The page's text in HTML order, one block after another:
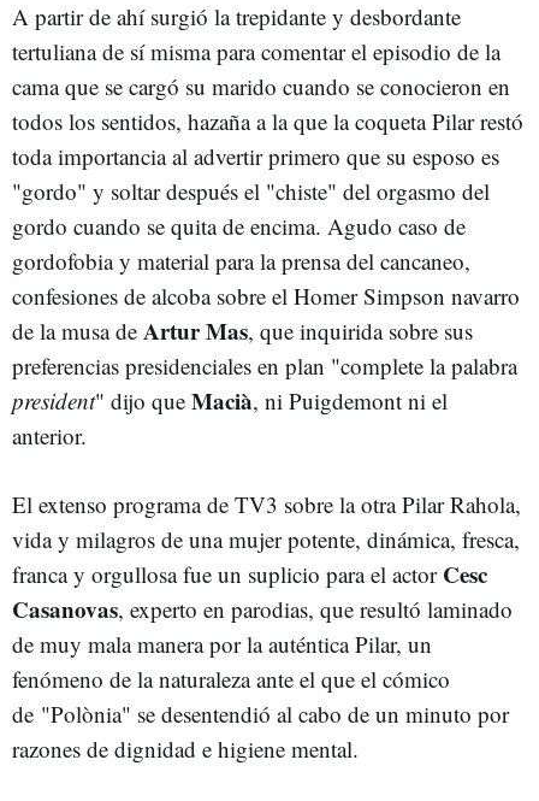
A partir de ahí surgió la trepidante y desbordante
tertuliana de sí misma para comentar el episodio de la
cama que se cargó su marido cuando se conocieron en
todos los sentidos, hazaña a la que la coqueta Pilar restó
toda importancia al advertir primero que su esposo es
"gordo" y soltar después el "chiste" del orgasmo del
gordo cuando se quita de encima. Agudo caso de
gordofobia y material para la prensa del cancaneo,
confesiones de alcoba sobre el Homer Simpson navarro
de la musa de Artur Mas, que inquirida sobre sus
preferencias presidenciales en plan "complete la palabra
president" dijo que Macià, ni Puigdemont ni el
anterior.
El extenso programa de TV3 sobre la otra Pilar Rahola,
vida y milagros de una mujer potente, dinámica, fresca,
franca y orgullosa fue un suplicio para el actor Cesc
Casanovas, experto en parodias, que resultó laminado
de muy mala manera por la auténtica Pilar, un
fenómeno de la naturaleza ante el que el cómico
de "Polònia" se desentendió al cabo de un minuto por
razones de dignidad e higiene mental.